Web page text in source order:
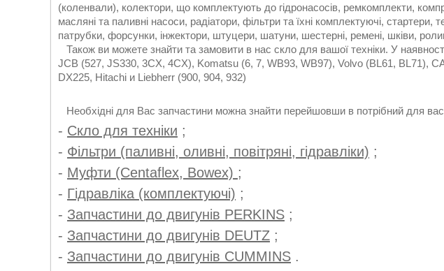
(коленвали), колектори, що комплектують до гідронасосів, ремкомплекти,
масляні та паливні насоси, радіатори, фільтри та їхні комплектуючі, стартери,
патрубки, форсунки, інжектори, штуцери, шатуни, шестерні, ремені, шківи,
Також ви можете знайти та замовити в нас скло для вашої техніки. У
JCB (527, JS330, 3CX, 4CX), Komatsu (6, 7, WB93, WB97), Volvo (BL61, BL71),
DX225, Hitachi и Liebherr (900, 904, 932)
Необхідні для Вас запчастини можна знайти перейшовши в потрібний для вас
- Скло для техніки ;
- Фільтри (паливні, оливні, повітряні, гідравліки) ;
- Муфти (Centaflex, Bowex) ;
- Гідравліка (комплектуючі) ;
- Запчастини до двигунів PERKINS ;
- Запчастини до двигунів DEUTZ ;
- Запчастини до двигунів CUMMINS .